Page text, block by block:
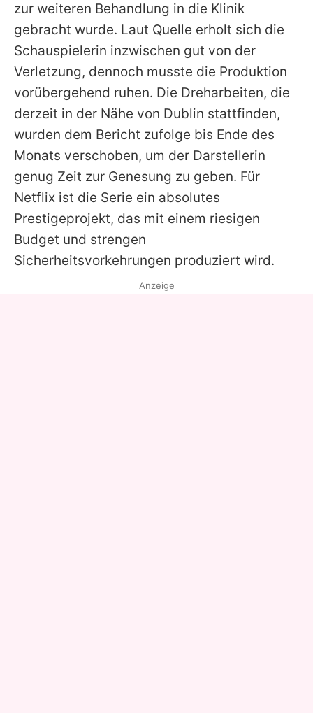
zur weiteren Behandlung in die Klinik
gebracht wurde. Laut Quelle erholt sich die
Schauspielerin inzwischen gut von der
Verletzung, dennoch musste die Produktion
vorübergehend ruhen. Die Dreharbeiten, die
derzeit in der Nähe von Dublin stattfinden,
wurden dem Bericht zufolge bis Ende des
Monats verschoben, um der Darstellerin
genug Zeit zur Genesung zu geben. Für
Netflix ist die Serie ein absolutes
Prestigeprojekt, das mit einem riesigen
Budget und strengen
Sicherheitsvorkehrungen produziert wird.
Anzeige